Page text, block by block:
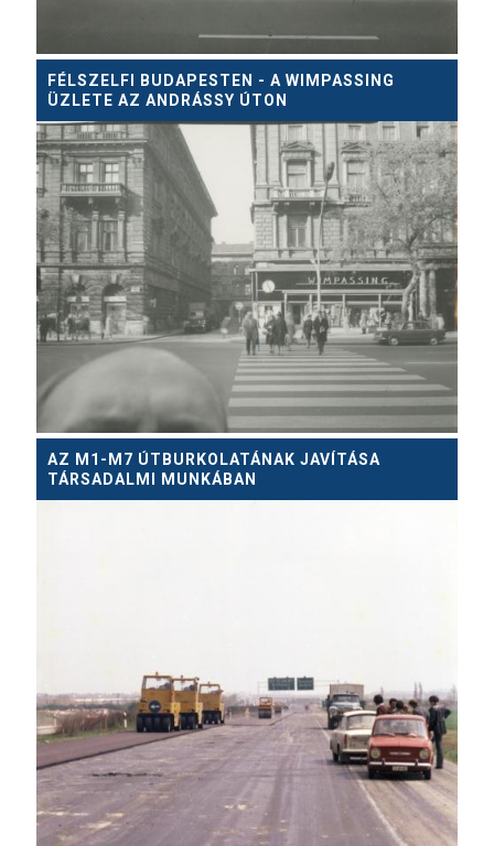
FÉLSZELFI BUDAPESTEN - A WIMPASSING
ÜZLETE AZ ANDRÁSSY ÚTON
AZ M1-M7 ÚTBURKOLATÁNAK JAVÍTÁSA
TÁRSADALMI MUNKÁBAN